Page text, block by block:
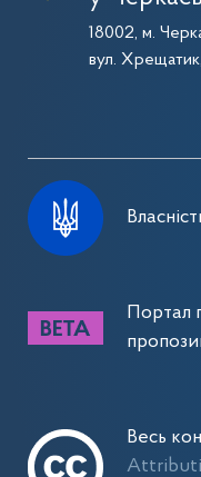
18002, м.
вул.
Портал
Весь